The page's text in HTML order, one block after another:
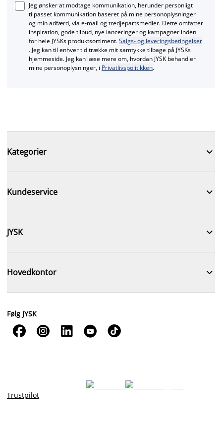
Jeg ønsker at modtage kommunikation, herunder personligt
tilpasset kommunikation baseret på mine personoplysninger
og min adfærd, via e‑mail og tredjepartsmedier. Dette omfatter
inspiration, gode tilbud, nye lanceringer og kampagner inden
for hele JYSKs produktsortiment.Salgs- og leveringsbetingelser
. Jeg kan til enhver tid trække mit samtykke tilbage på JYSKs
hjemmeside. Jeg kan læse mere om, hvordan JYSK behandler
mine personoplysninger, i Privatlivspolitikken.
Kategorier 
Kundeservice 
JYSK 
Hovedkontor 
Følg JYSK
    
Trustpilot